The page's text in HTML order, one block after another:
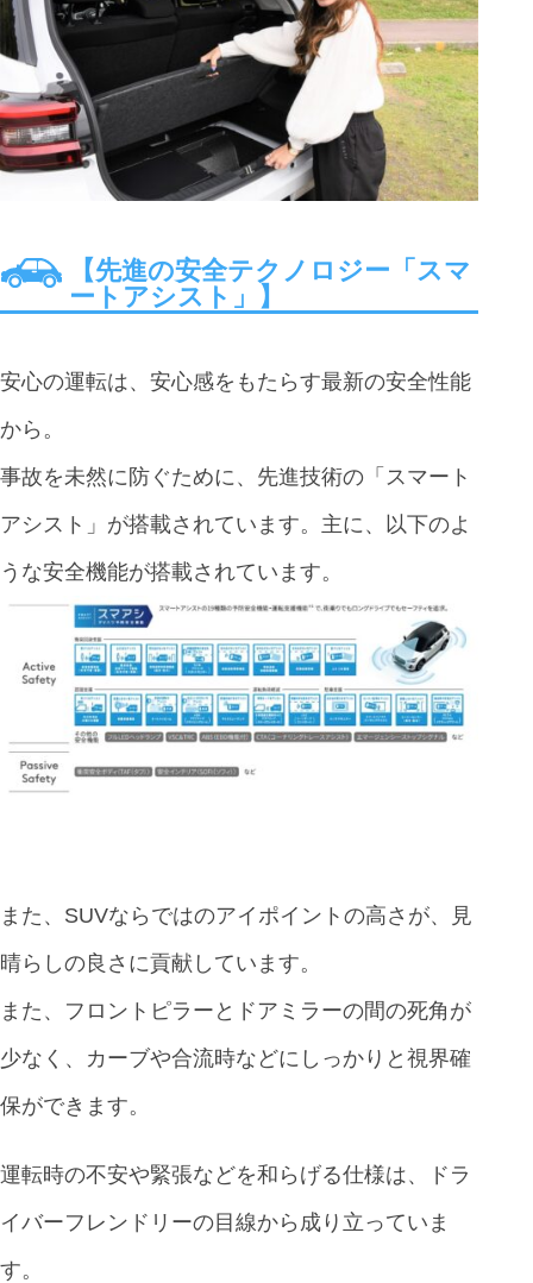
【先進の安全テクノロジー「スマ
ートアシスト」】
安心の運転は、安心感をもたらす最新の安全性能
から。
事故を未然に防ぐために、先進技術の「スマート
アシスト」が搭載されています。主に、以下のよ
うな安全機能が搭載されています。
また、SUVならではのアイポイントの高さが、見
晴らしの良さに貢献しています。
また、フロントピラーとドアミラーの間の死角が
少なく、カーブや合流時などにしっかりと視界確
保ができます。
運転時の不安や緊張などを和らげる仕様は、ドラ
イバーフレンドリーの目線から成り立っていま
す。